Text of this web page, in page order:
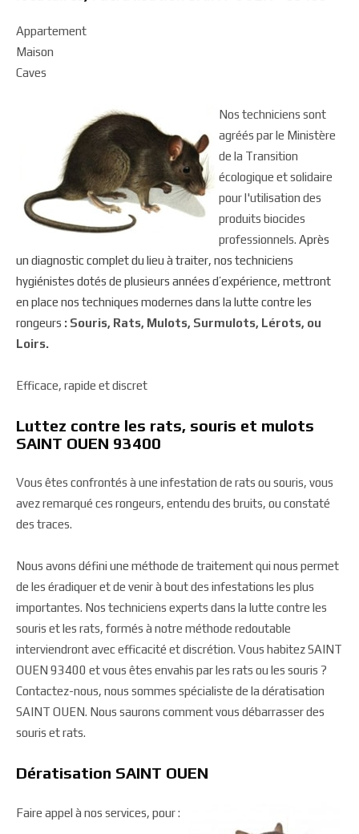
Appartement
Maison
Caves
Nos techniciens sont
agréés par le Ministère
de la Transition
écologique et solidaire
pour l'utilisation des
produits biocides
professionnels. Après
un diagnostic complet du lieu à traiter, nos techniciens
hygiénistes dotés de plusieurs années d’expérience, mettront
en place nos techniques modernes dans la lutte contre les
rongeurs : Souris, Rats, Mulots, Surmulots, Lérots, ou
Loirs.
Efficace, rapide et discret
Luttez contre les rats, souris et mulots
SAINT OUEN 93400
Vous êtes confrontés à une infestation de rats ou souris, vous
avez remarqué ces rongeurs, entendu des bruits, ou constaté
des traces.
Nous avons défini une méthode de traitement qui nous permet
de les éradiquer et de venir à bout des infestations les plus
importantes. Nos techniciens experts dans la lutte contre les
souris et les rats, formés à notre méthode redoutable
interviendront avec efficacité et discrétion. Vous habitez SAINT
OUEN 93400 et vous êtes envahis par les rats ou les souris ?
Contactez-nous, nous sommes spécialiste de la dératisation
SAINT OUEN. Nous saurons comment vous débarrasser des
souris et rats.
Dératisation SAINT OUEN
Faire appel à nos services, pour :